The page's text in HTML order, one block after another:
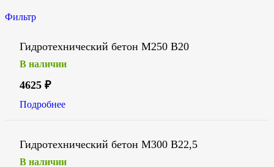
Фильтр
Гидротехнический бетон М250 В20
В наличии
4625 ₽
Подробнее
Гидротехнический бетон М300 В22,5
В наличии